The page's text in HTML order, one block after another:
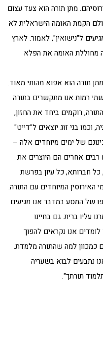
מתן תורה הוא צעד עצום
הקמת האומה הישראלית לא
ל"נישואין", לאמור: לארץ
מחוללת האומה את הפלא
תורה הוא אפוא מהותי מאוד.
רמות אנו מתקשרים בתורה
רוקמים ביחד את החזון,
וכמו בני זוג יוצאים ל"דייט"
של ימים מיוחדים אלה –
רבים אחרים הם היוצרים את
כל חברותא, כל עיון בפרשת
המיוחדים עם התורה.
של המסע במדבר אנו מגיעים
ברית. גם בחיינו
אנו נקראים להפוך
כמכוון למה שהתורה מלמדת.
נתבעים לבוא בשעריה
תורתך".